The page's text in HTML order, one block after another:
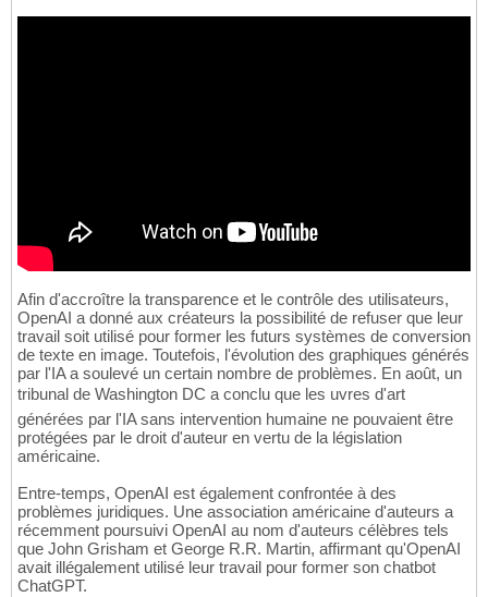
Afin d'accroître la transparence et le contrôle des utilisateurs,
OpenAI a donné aux créateurs la possibilité de refuser que leur
travail soit utilisé pour former les futurs systèmes de conversion
de texte en image. Toutefois, l'évolution des graphiques générés
par l'IA a soulevé un certain nombre de problèmes. En août, un
tribunal de Washington DC a conclu que les uvres d'art
générées par l'IA sans intervention humaine ne pouvaient être
protégées par le droit d'auteur en vertu de la législation
américaine.
Entre-temps, OpenAI est également confrontée à des
problèmes juridiques. Une association américaine d'auteurs a
récemment poursuivi OpenAI au nom d'auteurs célèbres tels
que John Grisham et George R.R. Martin, affirmant qu'OpenAI
avait illégalement utilisé leur travail pour former son chatbot
ChatGPT.